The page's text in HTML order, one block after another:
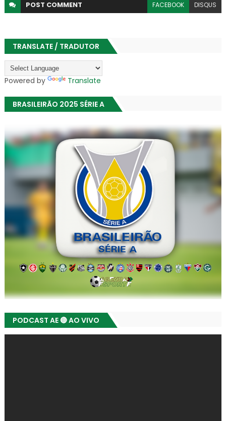
POST COMMENT FACEBOOK DISQUS
TRANSLATE / TRADUTOR
Powered by Translate
BRASILEIRÃO 2025 SÉRIE A
PODCAST AE 🔴 AO VIVO